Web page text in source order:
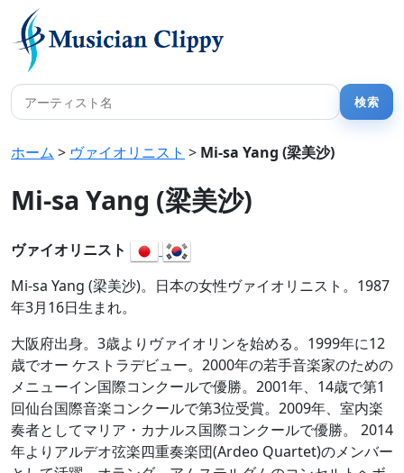
ホーム > ヴァイオリニスト > Mi-sa Yang (梁美沙)
Mi-sa Yang (梁美沙)
ヴァイオリニスト
Mi-sa Yang (梁美沙)。日本の女性ヴァイオリニスト。1987
年3月16日生まれ。
大阪府出身。3歳よりヴァイオリンを始める。1999年に12
歳でオー ケストラデビュー。2000年の若手音楽家のための
メニューイン国際コンクールで優勝。2001年、14歳で第1
回仙台国際音楽コンクールで第3位受賞。2009年、室内楽
奏者としてマリア・カナルス国際コンクールで優勝。 2014
年よりアルデオ弦楽四重奏楽団(Ardeo Quartet)のメンバー